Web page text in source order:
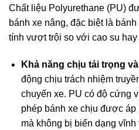
Chất liệu Polyurethane (PU)
bánh xe nâng, đặc biệt là
tính vượt trội so với cao su hay
Khả năng chịu tải trọng
động chịu trách nhiệm
chuyển xe. PU có độ cứng
phép bánh xe chịu được
mà không bị biến dạng